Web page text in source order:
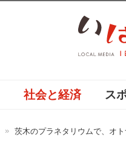
社会と経済 ス
茨木のプラネタリウムで、オ